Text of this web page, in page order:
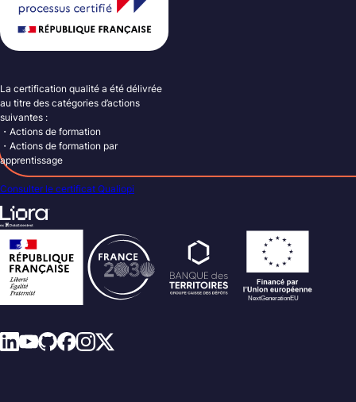
La certification qualité a été délivrée
au titre des catégories d’actions
suivantes :
・Actions de formation
・Actions de formation par
apprentissage
Consulter le certificat Qualiopi